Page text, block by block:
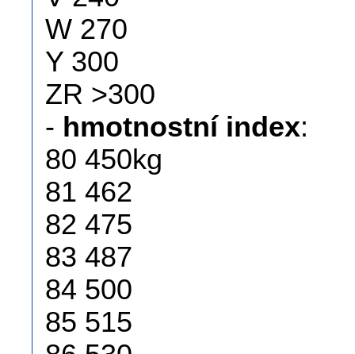
W 270
Y 300
ZR >300
- hmotnostní index:
80 450kg
81 462
82 475
83 487
84 500
85 515